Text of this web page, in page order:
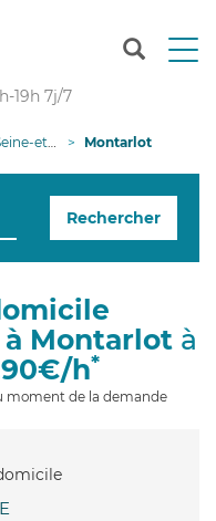
T
n
g
i
19h 7j/7
et-Marne Montarlot
Rechercher
à Montarlot à
h*
moment de la demande